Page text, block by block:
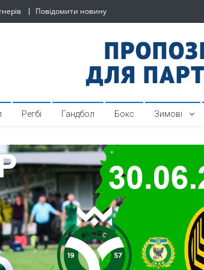
Повідомити новину
спортивний
Регбі Гандбол Бокс Зимові